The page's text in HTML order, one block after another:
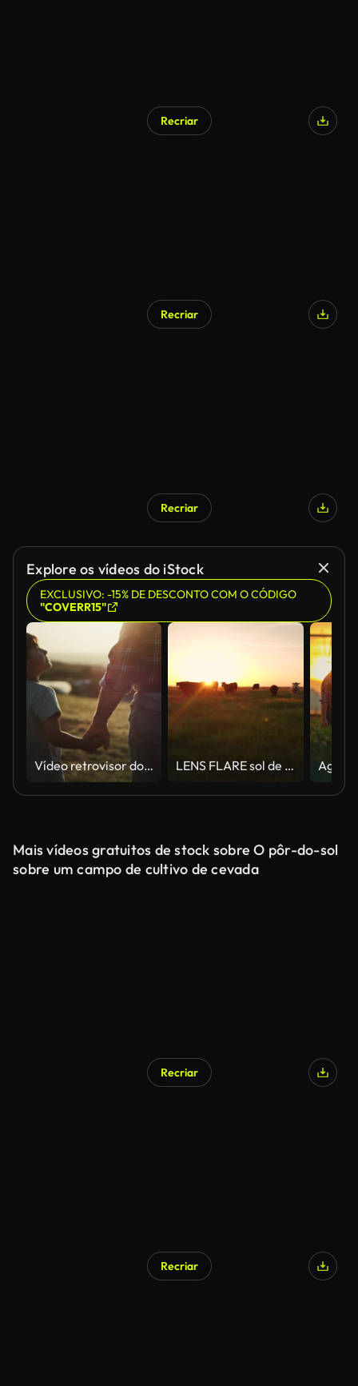
Recriar
Recriar
Gerado por IA
Recriar
Explore os vídeos do iStock
EXCLUSIVO: -15% DE DESCONTO COM O CÓDIGO
"COVERR15"
Vídeo retrovisor do avô e do neto caminhando ao pôr do sol. Filmado com câmera de hélio RED em 8K. LENS FLARE sol de noite quente brilha na manada de vacas que pastam na zona rural de gramado
Mais vídeos gratuitos de stock sobre O pôr-do-sol
sobre um campo de cultivo de cevada
Recriar
Recriar